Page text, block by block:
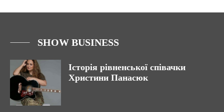
SHOW BUSINESS
Історія рівненської співачки
Христини Панасюк